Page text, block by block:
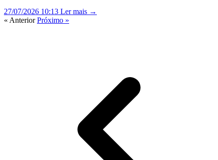
27/07/2026 10:13 Ler mais →
« AnteriorPróximo »